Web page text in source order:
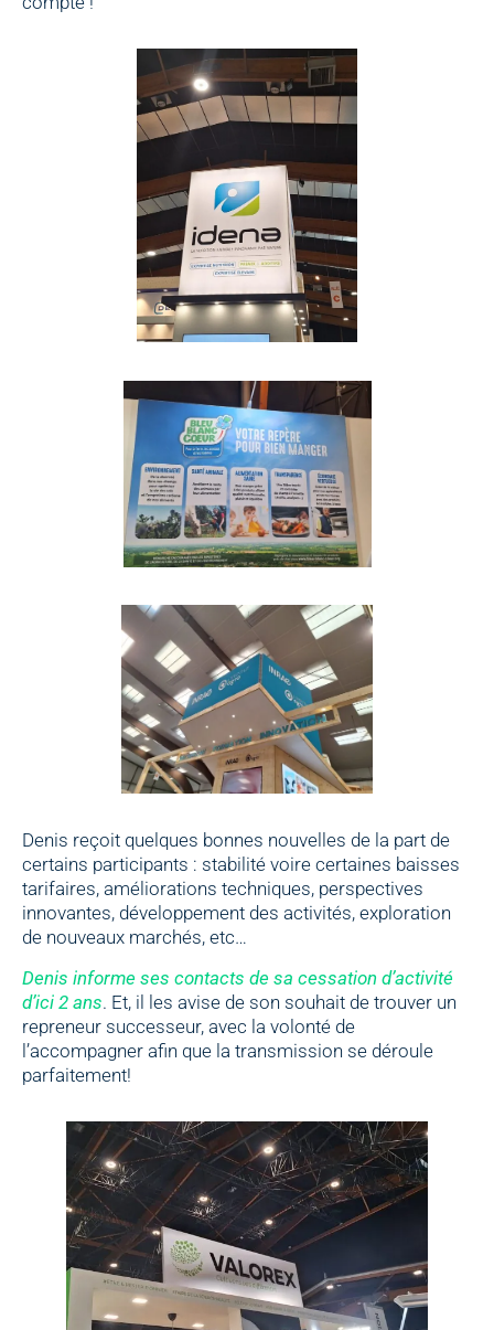
Denis reçoit quelques bonnes nouvelles de la part de
certains participants : stabilité voire certaines baisses
tarifaires, améliorations techniques, perspectives
innovantes, développement des activités, exploration
de nouveaux marchés, etc…
Denis informe ses contacts de sa cessation d’activité
d’ici 2 ans. Et, il les avise de son souhait de trouver un
repreneur successeur, avec la volonté de
l’accompagner afin que la transmission se déroule
parfaitement!